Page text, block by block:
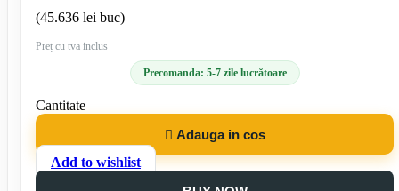
(45.636 lei buc)
Preț cu tva inclus
Precomanda: 5-7 zile lucrătoare
Cantitate
 Adauga in cos
Add to wishlist